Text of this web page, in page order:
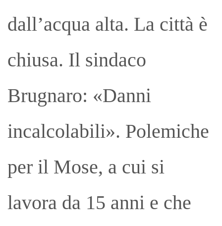
dall’acqua alta. La città è
chiusa. Il sindaco
Brugnaro: «Danni
incalcolabili». Polemiche
per il Mose, a cui si
lavora da 15 anni e che